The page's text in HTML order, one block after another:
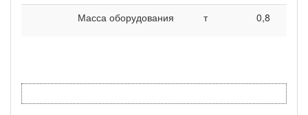
Масса оборудования т 0,8